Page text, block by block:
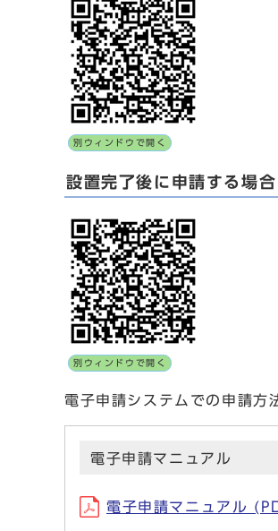
別ウィンドウで開く
設置完了後に申請する場合
別ウィンドウで開く
電子申請システムでの申請方
電子申請マニュアル
電子申請マニュアル